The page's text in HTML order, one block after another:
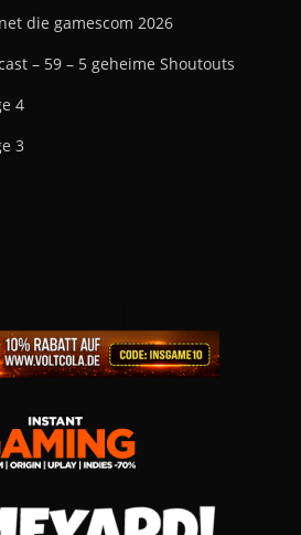
die gamescom 2026
– 59 – 5 geheime Shoutouts
4
3